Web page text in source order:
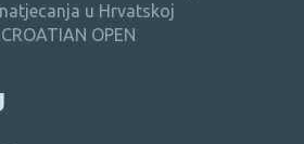
u Hrvatskoj
OPEN